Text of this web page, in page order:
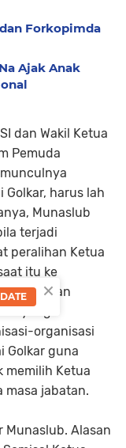
Forkopimda
Ajak Anak
dan Wakil Ketua
Pemuda
harus lah
Munaslub
terjadi
peralihan Ketua
itu ke
diputuskan
yang
organisasi
Golkar guna
memilih Ketua
jabatan.
Alasan
×